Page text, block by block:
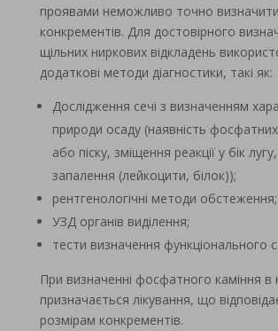
проявами неможливо точно
конкрементів. Для достовірного
щільних ниркових відкладень
додаткові методи діагностики, такі як:
Дослідження сечі з визначенням
природи осаду (наявність фосфатних
або піску, зміщення реакції у бік
запалення (лейкоцити, білок));
рентгенологічні методи обстеження;
УЗД органів виділення;
тести визначення функціонального
При визначенні фосфатного каміння в
призначається лікування, що
розмірам конкрементів.